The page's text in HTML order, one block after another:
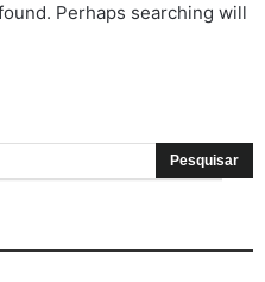
Perhaps searching will